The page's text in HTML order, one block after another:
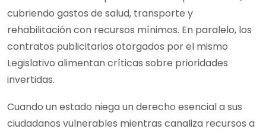
cubriendo gastos de salud, transporte y
rehabilitación con recursos mínimos. En paralelo, los
contratos publicitarios otorgados por el mismo
Legislativo alimentan críticas sobre prioridades
invertidas.
Cuando un estado niega un derecho esencial a sus
ciudadanos vulnerables mientras canaliza recursos a